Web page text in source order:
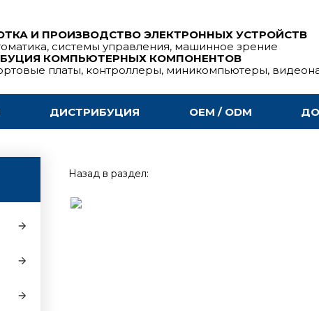
И ПРОИЗВОДСТВО ЭЛЕКТРОННЫХ УСТРОЙСТВ
системы управления, машинное зрение
КОМПЬЮТЕРНЫХ КОМПОНЕНТОВ
платы, контроллеры, миникомпьютеры,
ДИСТРИБУЦИЯ OEM / ODM
Назад в раздел: